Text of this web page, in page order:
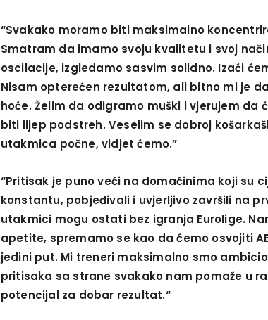
“Svakako moramo biti maksimalno
Smatram da imamo svoju kvalitetu i svoj
oscilacije, izgledamo sasvim solidno. Izaći
Nisam opterećen rezultatom, ali bitno mi je
hoće. Želim da odigramo muški i vjerujem da
biti lijep podstreh. Veselim se dobroj
utakmica počne, vidjet ćemo.”
“Pritisak je puno veći na domaćinima koji su
konstantu, pobjeđivali i uvjerljivo završili na
utakmici mogu ostati bez igranja Eurolige.
apetite, spremamo se kao da ćemo osvojiti
jedini put. Mi treneri maksimalno smo
pritisaka sa strane svakako nam pomaže u
potencijal za dobar rezultat.“